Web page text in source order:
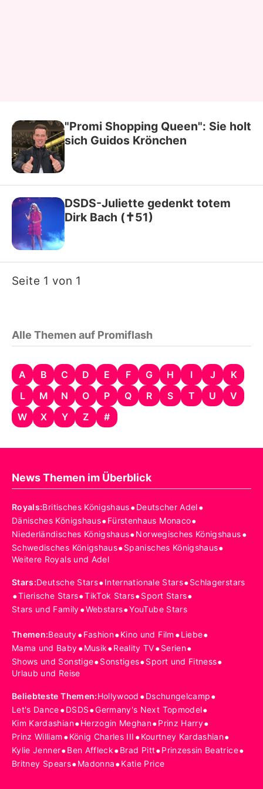
"Promi Shopping Queen": Sie holt
sich Guidos Krönchen
DSDS-Juliette gedenkt totem
Dirk Bach (✝51)
Seite 1 von 1
Alle Themen auf Promiflash
A B C D E F G H I J
K
L
M N O P Q R S T U
V
W
X Y Z #
News Themen im Überblick
Royals:Britisches Königshaus•Deutscher Adel•
Dänisches Königshaus•Fürstenhaus Monaco•
Niederländisches Königshaus•Norwegisches Königshaus•
Schwedisches Königshaus•Spanisches Königshaus•
Weitere Royals und Adel
Stars:Deutsche Stars•Internationale Stars•Schlagerstars
•Tierische Stars•TikTok Stars•Sport Stars•
Stars und Family•Webstars•YouTube Stars
Themen:Beauty•Fashion•Kino und Film •Liebe•
Mama und Baby•Musik•Reality TV•Serien•
Shows und Sonstige•Sonstiges•Sport und Fitness•
Urlaub und Reise
Beliebteste Themen:Hollywood •Dschungelcamp•
Let's Dance•DSDS•Germany's Next Topmodel•
Kim Kardashian•Herzogin Meghan•Prinz Harry•
Prinz William •König Charles III •Kourtney Kardashian•
Kylie Jenner•Ben Affleck•Brad Pitt•Prinzessin Beatrice•
Britney Spears•Madonna•Katie Price